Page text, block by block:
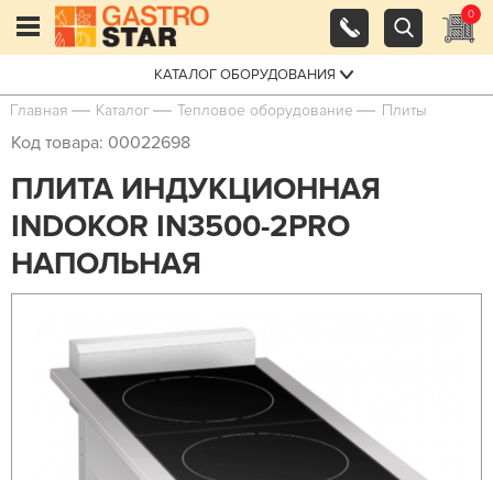
0
КАТАЛОГ ОБОРУДОВАНИЯ
Главная Каталог Тепловое оборудование Плиты
Код товара: 00022698
ПЛИТА ИНДУКЦИОННАЯ
INDOKOR IN3500-2PRO
НАПОЛЬНАЯ